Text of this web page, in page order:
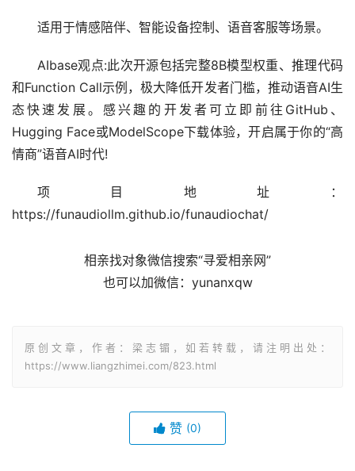
适用于情感陪伴、智能设备控制、语音客服等场景。
AIbase观点:此次开源包括完整8B模型权重、推理代码
和Function Call示例，极大降低开发者门槛，推动语音AI生
态快速发展。感兴趣的开发者可立即前往GitHub、
Hugging Face或ModelScope下载体验，开启属于你的“高
情商”语音AI时代!
项目地址：
https://funaudiollm.github.io/funaudiochat/
相亲找对象微信搜索“寻爱相亲网”
也可以加微信：yunanxqw
原创文章，作者：梁志镅，如若转载，请注明出处：
https://www.liangzhimei.com/823.html
赞 (0)